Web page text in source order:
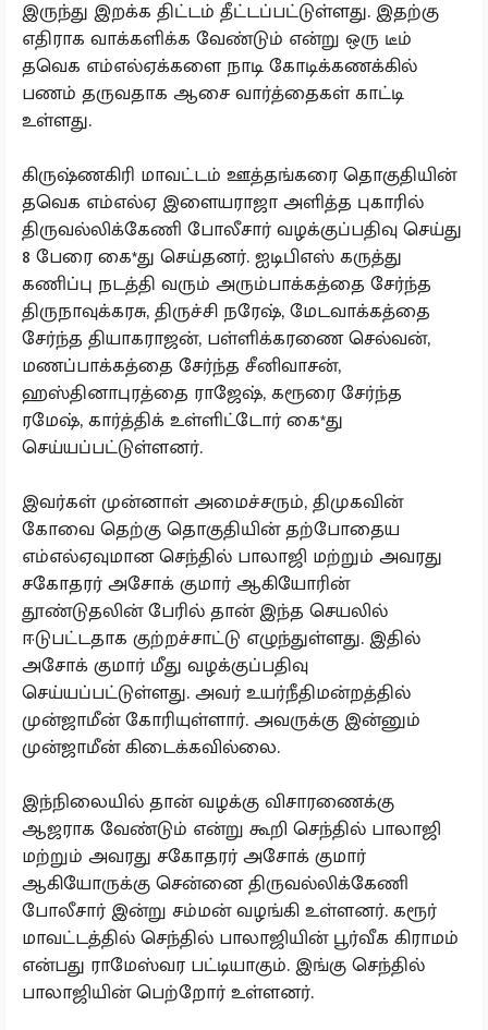
இருந்து இறக்க திட்டம் தீட்டப்பட்டுள்ளது. இதற்கு
எதிராக வாக்களிக்க வேண்டும் என்று ஒரு டீம்
தவெக எம்எல்ஏக்களை நாடி கோடிக்கணக்கில்
பணம் தருவதாக ஆசை வார்த்தைகள் காட்டி
உள்ளது.
கிருஷ்ணகிரி மாவட்டம் ஊத்தங்கரை தொகுதியின்
தவெக எம்எல்ஏ இளையராஜா அளித்த புகாரில்
திருவல்லிக்கேணி போலீசார் வழக்குப்பதிவு செய்து
8 பேரை கை*து செய்தனர். ஐடிபிஎஸ் கருத்து
கணிப்பு நடத்தி வரும் அரும்பாக்கத்தை சேர்ந்த
திருநாவுக்கரசு, திருச்சி நரேஷ், மேடவாக்கத்தை
சேர்ந்த தியாகராஜன், பள்ளிக்கரணை செல்வன்,
மணப்பாக்கத்தை சேர்ந்த சீனிவாசன்,
ஹஸ்தினாபுரத்தை ராஜேஷ், கரூரை சேர்ந்த
ரமேஷ், கார்த்திக் உள்ளிட்டோர் கை*து
செய்யப்பட்டுள்ளனர்.
இவர்கள் முன்னாள் அமைச்சரும், திமுகவின்
கோவை தெற்கு தொகுதியின் தற்போதைய
எம்எல்ஏவுமான செந்தில் பாலாஜி மற்றும் அவரது
சகோதரர் அசோக் குமார் ஆகியோரின்
தூண்டுதலின் பேரில் தான் இந்த செயலில்
ஈடுபட்டதாக குற்றச்சாட்டு எழுந்துள்ளது. இதில்
அசோக் குமார் மீது வழக்குப்பதிவு
செய்யப்பட்டுள்ளது. அவர் உயர்நீதிமன்றத்தில்
முன்ஜாமீன் கோரியுள்ளார். அவருக்கு இன்னும்
முன்ஜாமீன் கிடைக்கவில்லை.
இந்நிலையில் தான் வழக்கு விசாரணைக்கு
ஆஜராக வேண்டும் என்று கூறி செந்தில் பாலாஜி
மற்றும் அவரது சகோதரர் அசோக் குமார்
ஆகியோருக்கு சென்னை திருவல்லிக்கேணி
போலீசார் இன்று சம்மன் வழங்கி உள்ளனர். கரூர்
மாவட்டத்தில் செந்தில் பாலாஜியின் பூர்வீக கிராமம்
என்பது ராமேஸ்வர பட்டியாகும். இங்கு செந்தில்
பாலாஜியின் பெற்றோர் உள்ளனர்.